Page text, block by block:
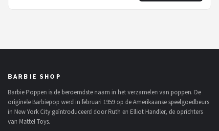
BARBIE SHOP
Barbie Poppen is de beroemdste naam in het verzamelen van poppen. De
originele Barbiepop werd in februari 1959 op de Amerikaanse speelgoedbeurs
in New York City geïntroduceerd door Ruth en Elliot Handler, de oprichters
van Mattel Toys.